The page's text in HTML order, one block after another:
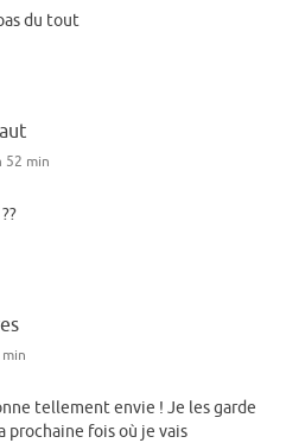
du tout
52 min
tellement envie ! Je les garde
fois où je vais